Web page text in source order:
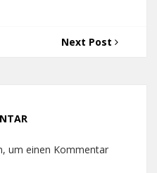
Next Post
um einen Kommentar